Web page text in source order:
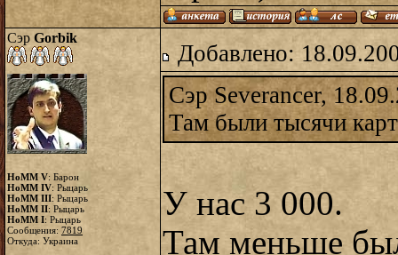
Сэр Gorbik
HoMM V: Барон
HoMM IV: Рыцарь
HoMM III: Рыцарь
HoMM II: Рыцарь
HoMM I: Рыцарь
Сообщения: 7819
Откуда: Украина
Добавлено:
Сэр Severancer,
Там были тысячи
У нас 3 000.
Там меньше